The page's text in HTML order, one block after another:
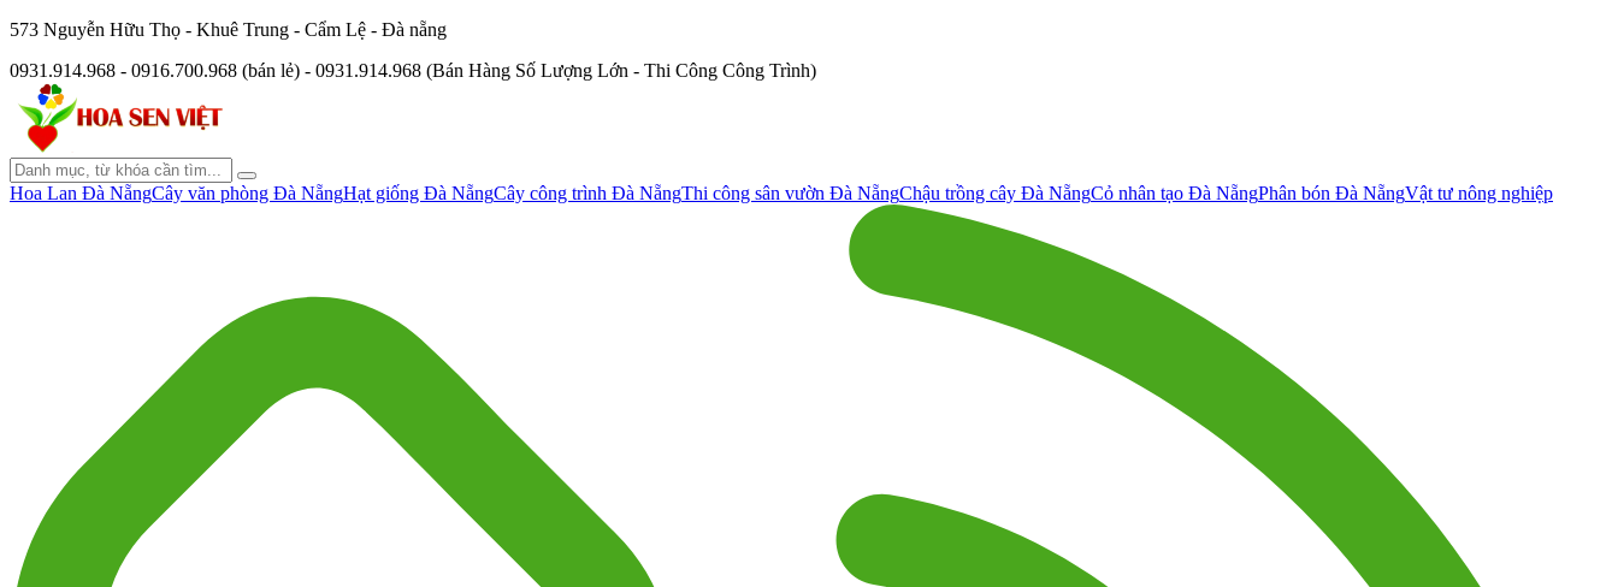
573 Nguyễn Hữu Thọ - Khuê Trung - Cẩm Lệ - Đà nẵng
0931.914.968 - 0916.700.968 (bán lẻ) - 0931.914.968 (Bán Hàng Số Lượng Lớn - Thi Công Công Trình)
Hoa Lan Đà NẵngCây văn phòng Đà NẵngHạt giống Đà NẵngCây công trình Đà NẵngThi công sân vườn Đà NẵngChậu trồng cây Đà NẵngCỏ nhân tạo Đà NẵngPhân bón Đà NẵngVật tư nông nghiệp